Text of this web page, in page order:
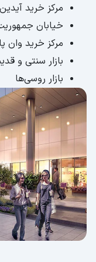
مرکز خرید
خیابان
مرکز خرید وان
بازار سنتی و
بازار روسی‌ها